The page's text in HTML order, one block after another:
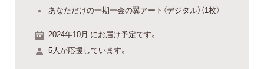
あなただけの一期一会の翼アート（デジタル）（1枚）
2024年10月 にお届け予定です。
5人が応援しています。